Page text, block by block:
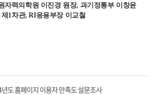
자력의학원 이진경 원장, 과기정통부 이창윤
제 1차관, RI응용부장 이교철
도 홈페이지 이용자 만족도 설문조사